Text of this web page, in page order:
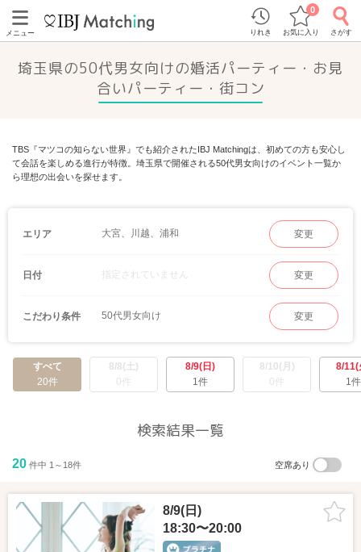
メニュー りれき お気に入り
0
さがす
埼玉県の50代男女向けの婚活パーティー・お見
合いパーティー・街コン
TBS『マツコの知らない世界』でも紹介されたIBJ Matchingは、初めての方も安心し
て会話を楽しめる進行が特徴。埼玉県で開催される50代男女向けのイベント一覧か
ら理想の出会いを探せます。
エリア 大宮、川越、浦和 変更
日付 指定されていません 変更
こだわり条件 50代男女向け 変更
すべて
20件
8/8(土)
0件
8/9(日)
1件
8/10(月)
0件
8/11(
1件
検索結果一覧
20 件中 1～18件 空席あり
8/9(日)
18:30〜20:00